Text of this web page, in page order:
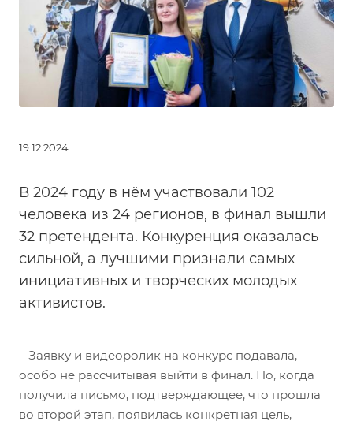
19.12.2024
В 2024 году в нём участвовали 102
человека из 24 регионов, в финал вышли
32 претендента. Конкуренция оказалась
сильной, а лучшими признали самых
инициативных и творческих молодых
активистов.
– Заявку и видеоролик на конкурс подавала,
особо не рассчитывая выйти в финал. Но, когда
получила письмо, подтверждающее, что прошла
во второй этап, появилась конкретная цель,